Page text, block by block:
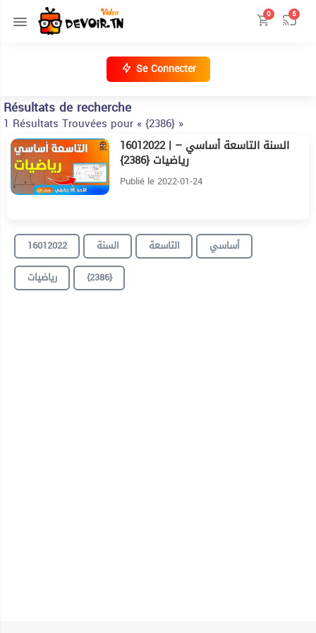
0 5
Se Connecter
Résultats de recherche
1 Résultats Trouvées pour « {2386} »
26:56 16012022 | السنة التاسعة أساسي –
رياضيات {2386}
Publié le 2022-01-24
16012022 السنة التاسعة
أساسي
رياضيات
{2386}